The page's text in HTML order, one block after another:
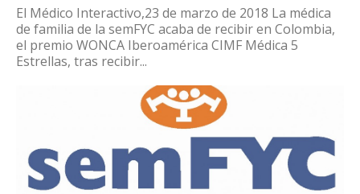
El Médico Interactivo,23 de marzo de 2018 La médica
de familia de la semFYC acaba de recibir en Colombia,
el premio WONCA Iberoamérica CIMF Médica 5
Estrellas, tras recibir...